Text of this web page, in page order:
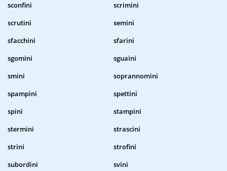
sconfini
scrimini
scrutini
semini
sfacchini
sfarini
sgomini
sguaini
smini
soprannomini
spampini
spettini
spini
stampini
stermini
strascini
strini
strofini
subordini
svini